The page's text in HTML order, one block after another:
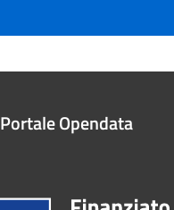
Portale Opendata